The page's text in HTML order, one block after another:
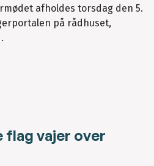
afholdes torsdag den 5.
på rådhuset,
flag vajer over